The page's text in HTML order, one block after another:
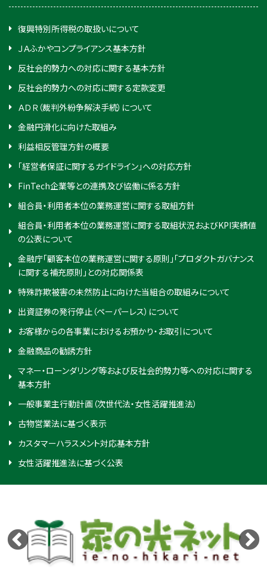
復興特別所得税の取扱いについて
ＪＡふかやコンプライアンス基本方針
反社会的勢力への対応に関する基本方針
反社会的勢力への対応に関する定款変更
ＡＤＲ（裁判外紛争解決手続）について
金融円滑化に向けた取組み
利益相反管理方針の概要
「経営者保証に関するガイドライン」への対応方針
FinTech企業等との連携及び協働に係る方針
組合員・利用者本位の業務運営に関する取組方針
組合員・利用者本位の業務運営に関する取組状況およびKPI実績値
の公表について
金融庁「顧客本位の業務運営に関する原則」「プロダクトガバナンス
に関する補充原則」との対応関係表
特殊詐欺被害の未然防止に向けた当組合の取組みについて
出資証券の発行停止（ペーパーレス）について
お客様からの各事業におけるお預かり・お取引について
金融商品の勧誘方針
マネー・ローンダリング等および反社会的勢力等への対応に関する
基本方針
一般事業主行動計画（次世代法・女性活躍推進法）
古物営業法に基づく表示
カスタマーハラスメント対応基本方針
女性活躍推進法に基づく公表